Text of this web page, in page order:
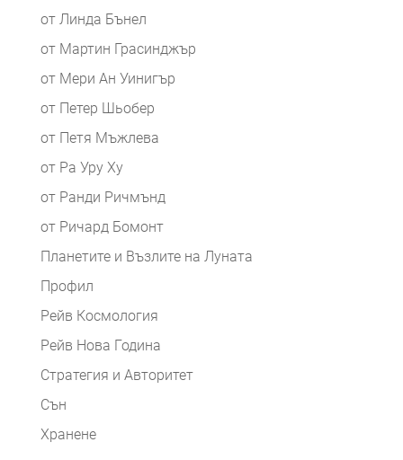
от Линда Бънел
от Мартин Грасинджър
от Мери Ан Уинигър
от Петер Шьобер
от Петя Мъжлева
от Ра Уру Ху
от Ранди Ричмънд
от Ричард Бомонт
Планетите и Възлите на Луната
Профил
Рейв Космология
Рейв Нова Година
Стратегия и Авторитет
Сън
Хранене